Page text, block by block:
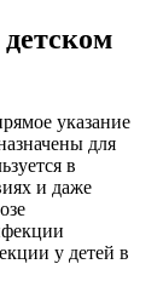
указание
для
в
и даже
у детей в